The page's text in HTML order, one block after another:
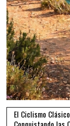
El Ciclismo